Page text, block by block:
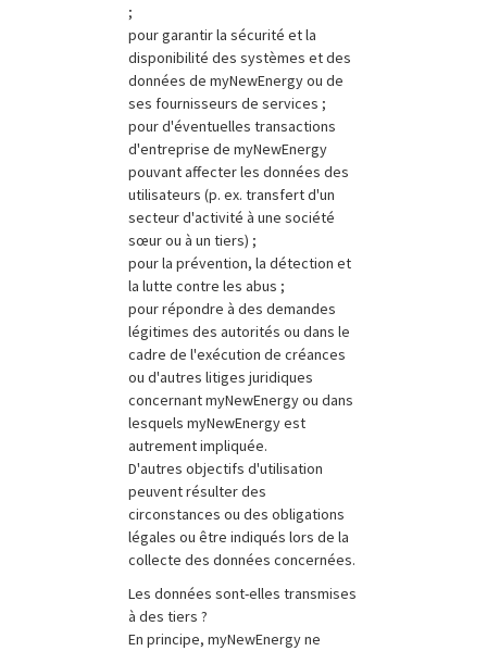
;
pour garantir la sécurité et la
disponibilité des systèmes et des
données de myNewEnergy ou de
ses fournisseurs de services ;
pour d'éventuelles transactions
d'entreprise de myNewEnergy
pouvant affecter les données des
utilisateurs (p. ex. transfert d'un
secteur d'activité à une société
sœur ou à un tiers) ;
pour la prévention, la détection et
la lutte contre les abus ;
pour répondre à des demandes
légitimes des autorités ou dans le
cadre de l'exécution de créances
ou d'autres litiges juridiques
concernant myNewEnergy ou dans
lesquels myNewEnergy est
autrement impliquée.
D'autres objectifs d'utilisation
peuvent résulter des
circonstances ou des obligations
légales ou être indiqués lors de la
collecte des données concernées.
Les données sont-elles transmises
à des tiers ?
En principe, myNewEnergy ne